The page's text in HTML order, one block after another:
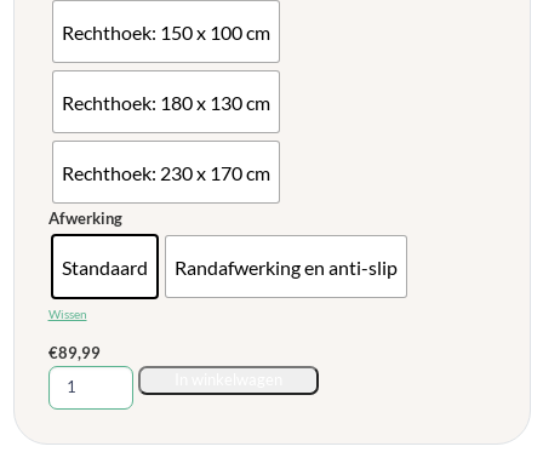
Rechthoek: 150 x 100 cm
Rechthoek: 180 x 130 cm
Rechthoek: 230 x 170 cm
Afwerking
Standaard Randafwerking en anti-slip
Wissen
€89,99
Vinyl
vloerkleed
diverse